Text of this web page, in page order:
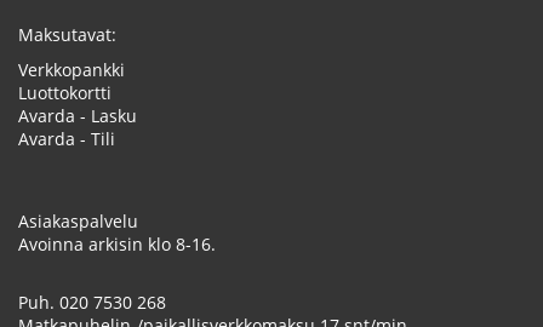
Maksutavat:
Verkkopankki
Luottokortti
Avarda - Lasku
Avarda - Tili
Asiakaspalvelu
Avoinna arkisin klo 8-16.
Puh. 020 7530 268